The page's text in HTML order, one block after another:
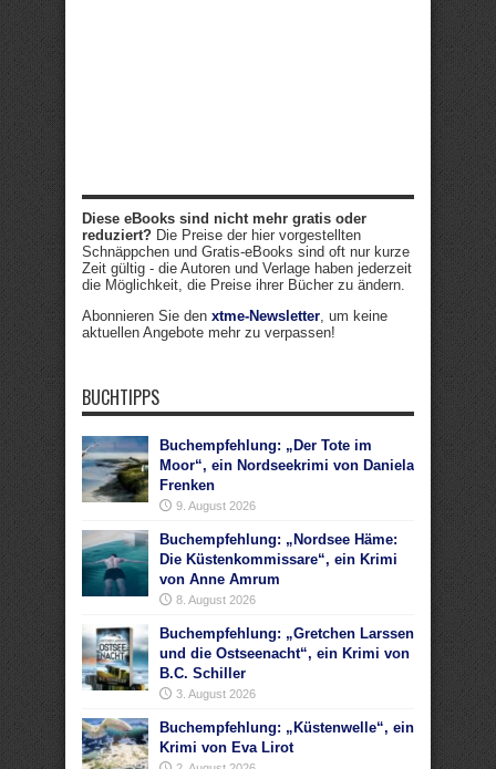
Diese eBooks sind nicht mehr gratis oder
reduziert? Die Preise der hier vorgestellten
Schnäppchen und Gratis-eBooks sind oft nur kurze
Zeit gültig - die Autoren und Verlage haben jederzeit
die Möglichkeit, die Preise ihrer Bücher zu ändern.
Abonnieren Sie den xtme-Newsletter, um keine
aktuellen Angebote mehr zu verpassen!
BUCHTIPPS
Buchempfehlung: „Der Tote im
Moor“, ein Nordseekrimi von Daniela
Frenken
9. August 2026
Buchempfehlung: „Nordsee Häme:
Die Küstenkommissare“, ein Krimi
von Anne Amrum
8. August 2026
Buchempfehlung: „Gretchen Larssen
und die Ostseenacht“, ein Krimi von
B.C. Schiller
3. August 2026
Buchempfehlung: „Küstenwelle“, ein
Krimi von Eva Lirot